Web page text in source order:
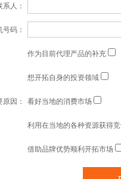
系人：
码：
因：
作为目前代理产品的补充
想开拓自身的投资领域
看好当地的消费市场
利用在当地的各种资源获得
借助品牌优势顺利开拓市场